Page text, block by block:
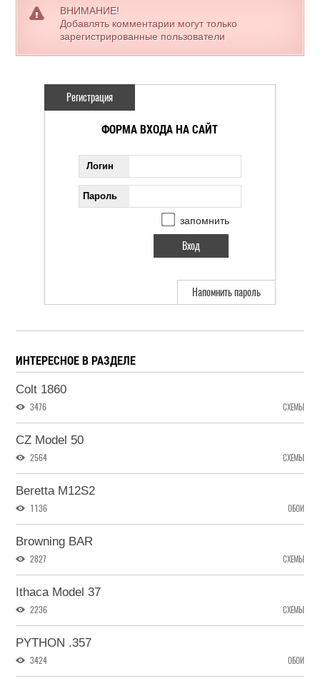
ВНИМАНИЕ!
Добавлять комментарии могут только
зарегистрированные пользователи
Регистрация
ФОРМА ВХОДА НА САЙТ
Логин
Пароль
запомнить
Напомнить пароль
ИНТЕРЕСНОЕ В РАЗДЕЛЕ
Colt 1860
3476 СХЕМЫ
CZ Model 50
2564 СХЕМЫ
Beretta M12S2
1136 ОБОИ
Browning BAR
2827 СХЕМЫ
Ithaca Model 37
2236 СХЕМЫ
PYTHON .357
3424 ОБОИ